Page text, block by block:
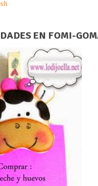
EN FOMI-